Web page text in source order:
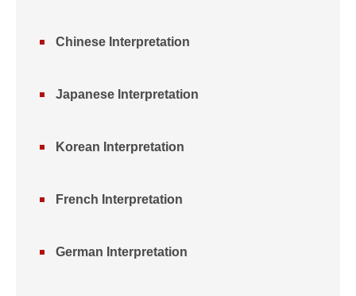
Chinese Interpretation
Japanese Interpretation
Korean Interpretation
French Interpretation
German Interpretation